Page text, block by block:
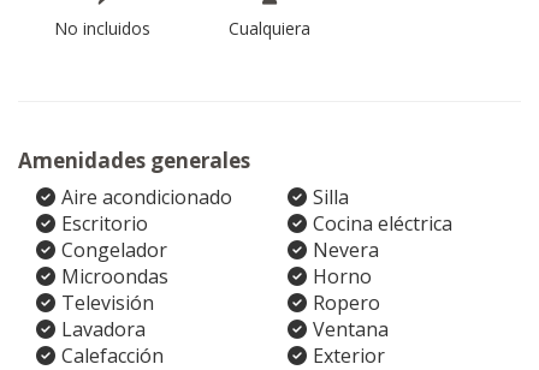
No incluidos Cualquiera
Amenidades generales
Aire acondicionado
Silla
Escritorio
Cocina eléctrica
Congelador
Nevera
Microondas
Horno
Televisión
Ropero
Lavadora
Ventana
Calefacción
Exterior